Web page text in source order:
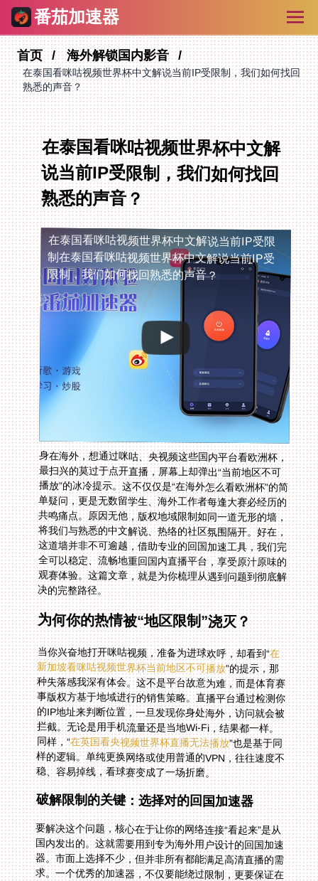
番茄加速器
首页 海外解锁国内影音
在泰国看咪咕视频世界杯中文解说当前IP受限制，我们如何找回
熟悉的声音？
在泰国看咪咕视频世界杯中文解
说当前IP受限制，我们如何找回
熟悉的声音？
在泰国看咪咕视频世界杯中文解说当前IP受限
制在泰国看咪咕视频世界杯中文解说当前IP受
限制，我们如何找回熟悉的声音？
身在海外，想通过咪咕、央视频这些国内平台看欧洲杯，
最扫兴的莫过于点开直播，屏幕上却弹出“当前地区不可
播放”的冰冷提示。这不仅仅是“在海外怎么看欧洲杯”的简
单疑问，更是无数留学生、海外工作者每逢大赛必经历的
共鸣痛点。原因无他，版权地域限制如同一道无形的墙，
将我们与熟悉的中文解说、热络的社区氛围隔开。好在，
这道墙并非不可逾越，借助专业的回国加速工具，我们完
全可以稳定、流畅地重回国内直播平台，享受原汁原味的
观赛体验。这篇文章，就是为你梳理从遇到问题到彻底解
决的完整路径。
为何你的热情被“地区限制”浇灭？
当你兴奋地打开咪咕视频，准备为进球欢呼，却看到“在
新加坡看咪咕视频世界杯当前地区不可播放”的提示，那
种失落感我深有体会。这不是平台故意为难，而是体育赛
事版权方基于地域进行的销售策略。直播平台通过检测你
的IP地址来判断位置，一旦发现你身处海外，访问就会被
拦截。无论是用手机流量还是当地Wi-Fi，结果都一样。
同样，“在英国看央视频世界杯直播无法播放”也是基于同
样的逻辑。单纯更换网络或使用普通的VPN，往往速度不
稳、容易掉线，看球赛变成了一场折磨。
破解限制的关键：选择对的回国加速器
要解决这个问题，核心在于让你的网络连接“看起来”是从
国内发出的。这就需要用到专为海外用户设计的回国加速
器。市面上选择不少，但并非所有都能满足高清直播的需
求。一个优秀的加速器，不仅要能绕过限制，更要保证在